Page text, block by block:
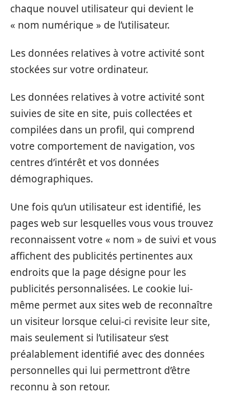
chaque nouvel utilisateur qui devient le
« nom numérique » de l’utilisateur.
Les données relatives à votre activité sont
stockées sur votre ordinateur.
Les données relatives à votre activité sont
suivies de site en site, puis collectées et
compilées dans un profil, qui comprend
votre comportement de navigation, vos
centres d’intérêt et vos données
démographiques.
Une fois qu’un utilisateur est identifié, les
pages web sur lesquelles vous vous trouvez
reconnaissent votre « nom » de suivi et vous
affichent des publicités pertinentes aux
endroits que la page désigne pour les
publicités personnalisées. Le cookie lui-
même permet aux sites web de reconnaître
un visiteur lorsque celui-ci revisite leur site,
mais seulement si l’utilisateur s’est
préalablement identifié avec des données
personnelles qui lui permettront d’être
reconnu à son retour.